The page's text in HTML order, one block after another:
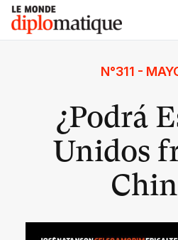
Skip
content
Le monde diplomatique
N°311 -
¿Podrá
Unidos